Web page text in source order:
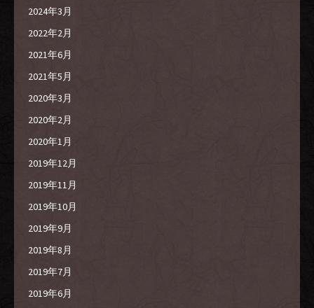
2024年3月
2022年2月
2021年6月
2021年5月
2020年3月
2020年2月
2020年1月
2019年12月
2019年11月
2019年10月
2019年9月
2019年8月
2019年7月
2019年6月